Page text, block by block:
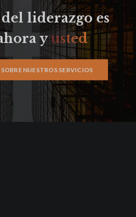
liderazgo es
yusted
NUESTROS SERVICIOS